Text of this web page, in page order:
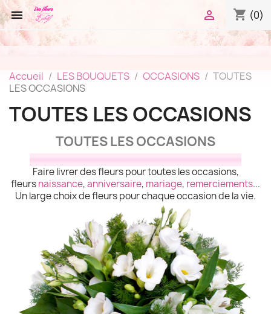
 shopping_cart (0)

Accueil LES BOUQUETS OCCASIONS
TOUTES
LES OCCASIONS
TOUTES LES OCCASIONS
TOUTES LES OCCASIONS
Faire livrer des fleurs pour toutes les occasions,
fleursnaissance,anniversaire, mariage, remerciements...
Un large choix de fleurs pour chaque occasion de la vie.